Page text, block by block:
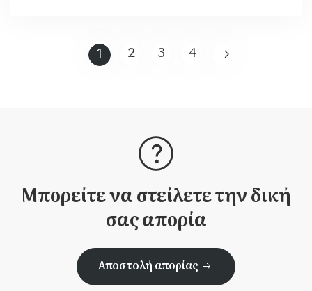
1 Σελίδα
2 Σελίδα
3 Σελίδα
4
Μπορείτε να στείλετε την δική
σας απορία
Αποστολή απορίας